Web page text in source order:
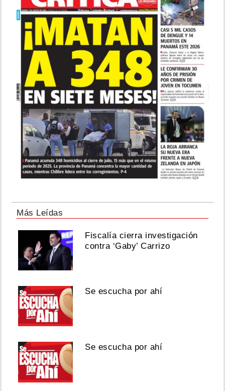
Más Leídas
Fiscalía cierra investigación
contra ‘Gaby’ Carrizo
Se escucha por ahí
Se escucha por ahí